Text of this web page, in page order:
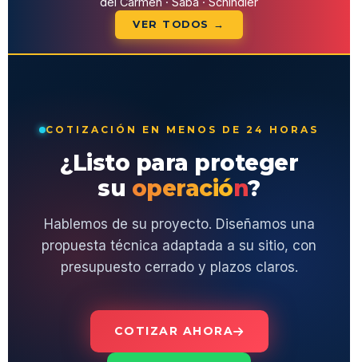
VER TODOS →
COTIZACIÓN EN MENOS DE 24 HORAS
¿Listo para proteger
su operación?
Hablemos de su proyecto. Diseñamos una
propuesta técnica adaptada a su sitio, con
presupuesto cerrado y plazos claros.
COTIZAR AHORA